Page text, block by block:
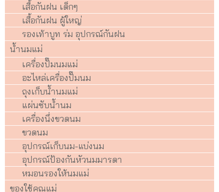
เสื้อกันฝน เด็กๆ
เสื้อกันฝน ผู้ใหญ่
รองเท้าบูท ร่ม อุปกรณ์กันฝน
น้ำนมแม่
เครื่องปั๊มนมแม่
อะไหล่เครื่องปั๊มนม
ถุงเก็บน้ำนมแม่
แผ่นซับน้ำนม
เครื่องนึ่งขวดนม
ขวดนม
อุปกรณ์เก็บนม-แบ่งนม
อุปกรณ์ป้องกันหัวนมมารดา
หมอนรองให้นมแม่
ของใช้คุณแม่